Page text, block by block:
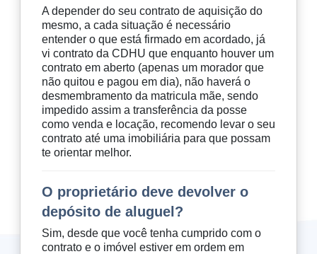
A depender do seu contrato de aquisição do
mesmo, a cada situação é necessário
entender o que está firmado em acordado, já
vi contrato da CDHU que enquanto houver um
contrato em aberto (apenas um morador que
não quitou e pagou em dia), não haverá o
desmembramento da matricula mãe, sendo
impedido assim a transferência da posse
como venda e locação, recomendo levar o seu
contrato até uma imobiliária para que possam
te orientar melhor.
O proprietário deve devolver o
depósito de aluguel?
Sim, desde que você tenha cumprido com o
contrato e o imóvel estiver em ordem em